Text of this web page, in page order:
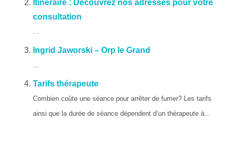
Itinéraire : Découvrez nos adresses pour votre
consultation
Ingrid Jaworski – Orp le Grand
Tarifs thérapeute
Combien coûte une séance pour arrêter de fumer? Les tarifs
ainsi que la durée de séance dépendent d’un thérapeute à...